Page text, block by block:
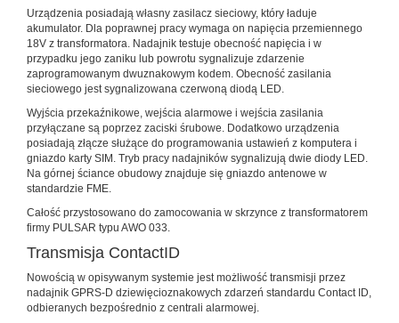
Urządzenia posiadają własny zasilacz sieciowy, który ładuje
akumulator. Dla poprawnej pracy wymaga on napięcia przemiennego
18V z transformatora. Nadajnik testuje obecność napięcia i w
przypadku jego zaniku lub powrotu sygnalizuje zdarzenie
zaprogramowanym dwuznakowym kodem. Obecność zasilania
sieciowego jest sygnalizowana czerwoną diodą LED.
Wyjścia przekaźnikowe, wejścia alarmowe i wejścia zasilania
przyłączane są poprzez zaciski śrubowe. Dodatkowo urządzenia
posiadają złącze służące do programowania ustawień z komputera i
gniazdo karty SIM. Tryb pracy nadajników sygnalizują dwie diody LED.
Na górnej ściance obudowy znajduje się gniazdo antenowe w
standardzie FME.
Całość przystosowano do zamocowania w skrzynce z transformatorem
firmy PULSAR typu AWO 033.
Transmisja ContactID
Nowością w opisywanym systemie jest możliwość transmisji przez
nadajnik GPRS-D dziewięcioznakowych zdarzeń standardu Contact ID,
odbieranych bezpośrednio z centrali alarmowej.